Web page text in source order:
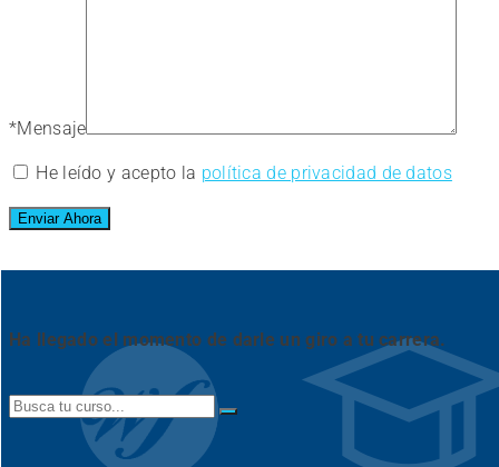
*Mensaje
He leído y acepto la política de privacidad de datos
Ha llegado el momento de darle un giro a tu carrera.
Search